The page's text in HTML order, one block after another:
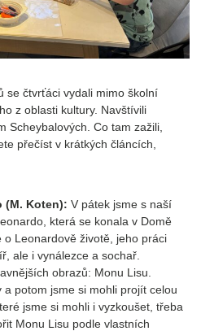
se čtvrťáci vydali mimo školní
z oblasti kultury. Navštívili
Scheybalových. Co tam zažili,
přečíst v krátkých článcích,
(M. Koten): V pátek jsme s naší
která se konala v Domě
o Leonardově životě, jeho práci
ale i vynálezce a sochař.
obrazů: Monu Lisu.
potom jsme si mohli projít celou
jsme si mohli i vyzkoušet, třeba
Monu Lisu podle vlastních